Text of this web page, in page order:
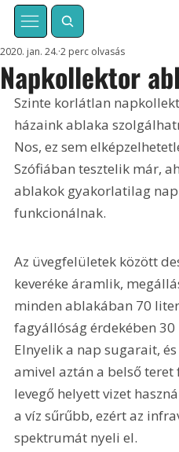
Napkollektor
2020. jan. 24. 2 perc olvasás
Szinte korlátlan
házaink ablaka
Nos, ez sem
Szófiában tesztelik már,
ablakok gyakorlatilag
funkcionálnak.
Az üvegfelületek között
keveréke áramlik,
minden ablakában 70
fagyállóság érdekében
Elnyelik a nap sugarait,
amivel aztán a belső teret
levegő helyett vizet
a víz sűrűbb, ezért az
spektrumát nyeli el.